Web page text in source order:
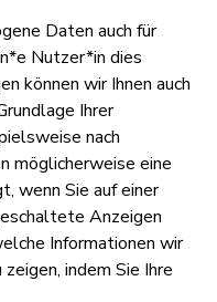
Daten auch für
Nutzer*in dies
können wir Ihnen auch
Ihrer
nach
möglicherweise eine
wenn Sie auf einer
Anzeigen
Informationen wir
indem Sie Ihre